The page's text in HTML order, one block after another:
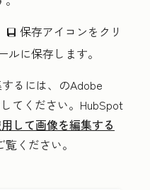
saveEditableViewIcon 保存アイコンをクリ
ルに保存します。
るには、 のAdobe
てください。HubSpot
して画像を編集する
覧ください。